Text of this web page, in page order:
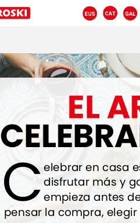
Celebrar en casa
disfrutar más y
empieza antes
pensar la compra, elegir
EL